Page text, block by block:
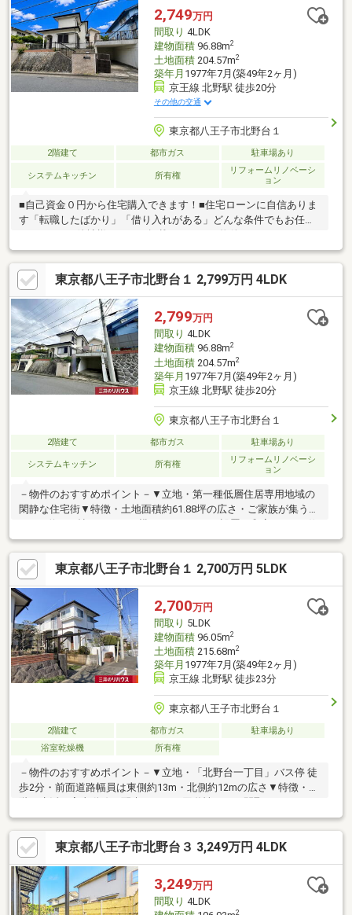
証)、ハウスクリーニング 他■ ご希望の住まい探しをお手伝いしま
す ━━━━━・・・物件の詳細・ご相談はお気軽にお問い合わせ
ください。
2,749万円
間取り 4LDK
建物面積96.88m2
土地面積204.57m2
築年月 1977年7月(築49年2ヶ月)
京王線 北野駅 徒歩20分
その他の交通
東京都八王子市北野台１
2階建て 都市ガス 駐車場あり
システムキッチン 所有権
リフォームリノベーシ
ョン
■自己資金０円から住宅購入できます！■住宅ローンに自信ありま
す「転職したばかり」「借り入れがある」どんな条件でもお任せ
紹介可能です！■見学、お問合せにつきましては土日に限らず平
日、営業時間外でもご対応可能です！東亜住宅ではお客様が安心
して頂けますよう常に新しい事を取り入れております。経験豊富
な知識でお客様の悩み事をしっかりと解消いたします。お住まい
探しは東亜住宅にお任せください！ご見学予約は0120-60-
1665【通話料無料】までお気軽にお電話ください♪スマートフォ
ンの方は右下の青いバナーよりお問合せ頂けます♪
東京都八王子市北野台１ 2,799万円 4LDK
2,799万円
間取り 4LDK
建物面積96.88m2
土地面積204.57m2
築年月 1977年7月(築49年2ヶ月)
京王線 北野駅 徒歩20分
東京都八王子市北野台１
2階建て 都市ガス 駐車場あり
システムキッチン 所有権
リフォームリノベーシ
ョン
－物件のおすすめポイント－▼立地・第一種低層住居専用地域の
閑静な住宅街▼特徴・土地面積約61.88坪の広さ・ご家族が集う
様、多用途に活用可能・ガーデニングなどを楽しめるお庭有・屋
根付駐車スペース1台分有(車種制限有)▼2025年9月内外装リフォ
ーム済【交換】キッチン、浴室、トイレ、洗面化粧台、給湯器 等
【塗装】外壁、屋根【その他】クロス全室貼替、フローリング重
張り、耐震補強、防蟻 他■ ご希望の住まい探しをお手伝いします
━━━━━・・・物件の詳細・ご相談はお気軽にお問い合わせく
ださい。
東京都八王子市北野台１ 2,700万円 5LDK
2,700万円
間取り 5LDK
建物面積96.05m2
土地面積215.68m2
築年月 1977年7月(築49年2ヶ月)
京王線 北野駅 徒歩23分
東京都八王子市北野台１
2階建て 都市ガス
駐車場あり
浴室乾燥機
所有権
－物件のおすすめポイント－▼立地・「北野台一丁目」バス停 徒
歩2分・前面道路幅員は東側約13m・北側約12mの広さ▼特徴・1
ンはお料理に集中しやすい壁付け型、勝手口有・2階の和室は約
8.0帖の広さ・室内随所に収納スペースを確保・南向きバルコニー
有・カーポート付駐車場有(車種による)▼設備・浄水器・浴室乾
燥機・TVモニタ付インターホン▼周辺環境・北野台わかば公園 徒
歩2分(約140m)■ ご希望の住まい探しをお手伝いします
━━━━━・・・物件の詳細・ご相談はお気軽にお問い合わせく
ださい。
東京都八王子市北野台３ 3,249万円 4LDK
3,249万円
間取り 4LDK
2